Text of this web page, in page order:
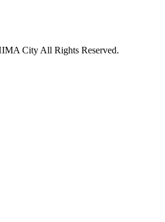
City All Rights Reserved.